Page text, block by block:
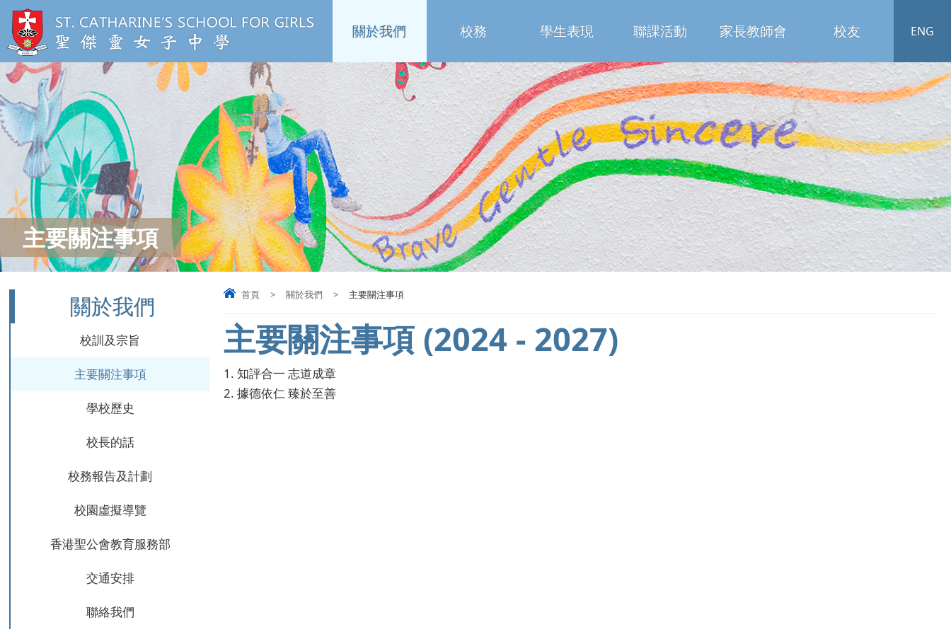
ENG
關於我們 校務 學生表現 聯課活動 家長教師會 校友
主要關注事項
首頁 > 關於我們 > 主要關注事項
主要關注事項 (2024 - 2027)
1. 知評合一 志道成章
2. 據德依仁 臻於至善
關於我們
校訓及宗旨
主要關注事項
學校歷史
校長的話
校務報告及計劃
校園虛擬導覽
香港聖公會教育服務部
交通安排
聯絡我們